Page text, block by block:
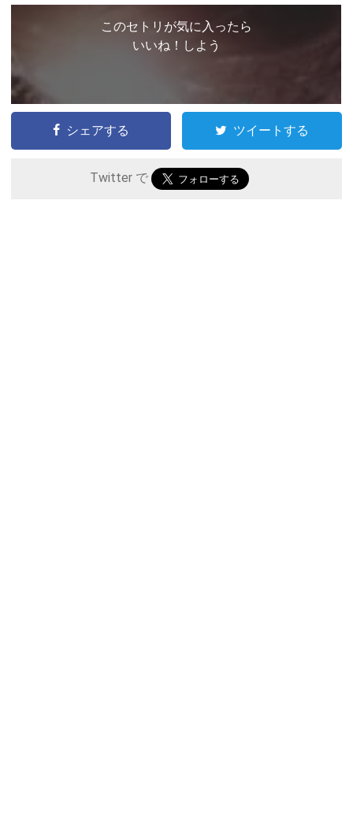
このセトリが気に入ったら
いいね！しよう
シェアする ツイートする
Twitter で